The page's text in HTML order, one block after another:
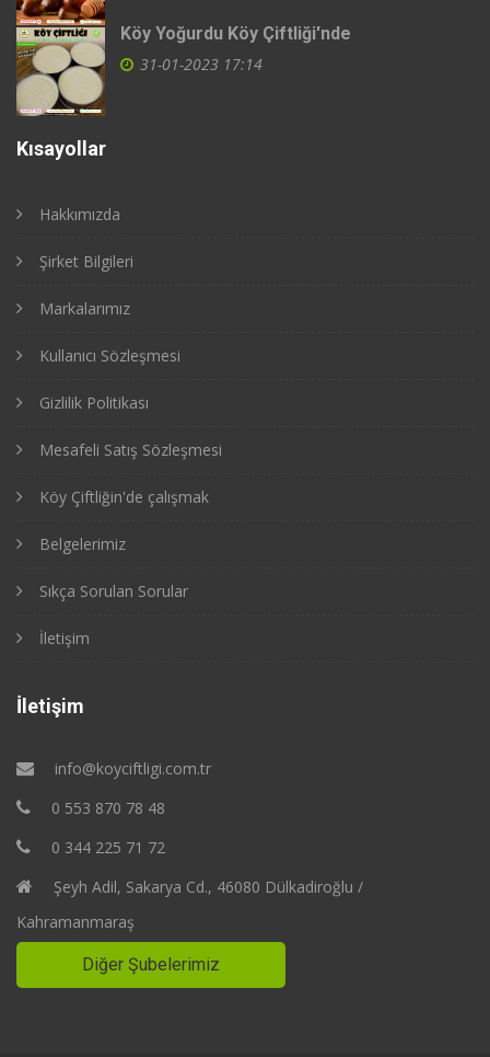
Köy Yoğurdu Köy Çiftliği'nde
31-01-2023 17:14
Kısayollar
Hakkımızda
Şirket Bilgileri
Markalarımız
Kullanıcı Sözleşmesi
Gizlilik Politikası
Mesafeli Satış Sözleşmesi
Köy Çiftliğin'de çalışmak
Belgelerimiz
Sıkça Sorulan Sorular
İletişim
İletişim
info@koyciftligi.com.tr
0 553 870 78 48
0 344 225 71 72
Şeyh Adil, Sakarya Cd., 46080 Dülkadiroğlu /
Kahramanmaraş
Diğer Şubelerimiz